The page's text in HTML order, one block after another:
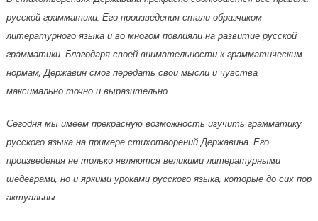
русской грамматики. Его произведения стали образчиком
литературного языка и во многом повлияли на развитие русской
грамматики. Благодаря своей внимательности к грамматическим
нормам, Державин смог передать свои мысли и чувства
максимально точно и выразительно.
Сегодня мы имеем прекрасную возможность изучить грамматику
русского языка на примере стихотворений Державина. Его
произведения не только являются великими литературными
шедеврами, но и яркими уроками русского языка, которые до сих пор
актуальны.